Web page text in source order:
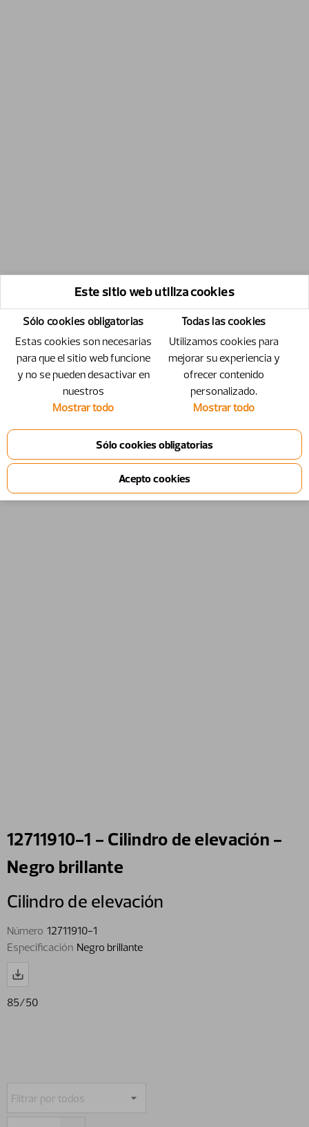
12711910-1 - Cilindro de elevación -
Negro brillante
Cilindro de elevación
Número 12711910-1
Especificación Negro brillante
85/50
Este sitio web utiliza cookies
Sólo cookies obligatorias
Estas cookies son necesarias
para que el sitio web funcione
y no se pueden desactivar en
nuestros
Mostrar todo
Todas las cookies
Utilizamos cookies para
mejorar su experiencia y
ofrecer contenido
personalizado.
Mostrar todo